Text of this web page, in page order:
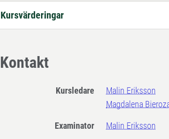
Kursvärderingar
Kontakt
Kursledare
Malin Eriksson
Magdalena
Examinator Malin Eriksson